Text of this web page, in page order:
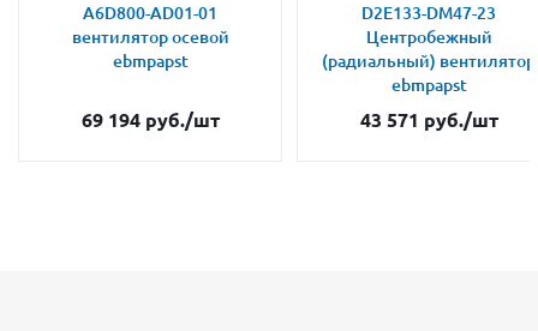
A6D800-AD01-01
вентилятор осевой
ebmpapst
69 194руб./шт
D2E133-DM47-23
Центробежный
(радиальный) вентилятор
ebmpapst
43 571 руб./шт